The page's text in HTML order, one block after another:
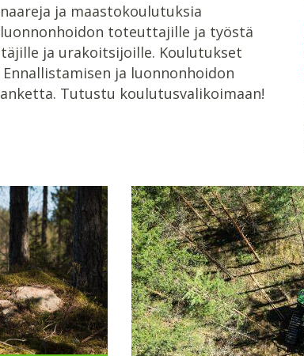
ja maastokoulutuksia
toteuttajille ja työstä
ja urakoitsijoille. Koulutukset
ja luonnonhoidon
Tutustu koulutusvalikoimaan!